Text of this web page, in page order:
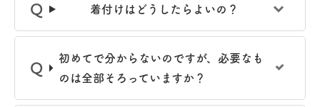
着付けはどうしたらよいの？
初めてで分からないのですが、必要なも
のは全部そろっていますか？